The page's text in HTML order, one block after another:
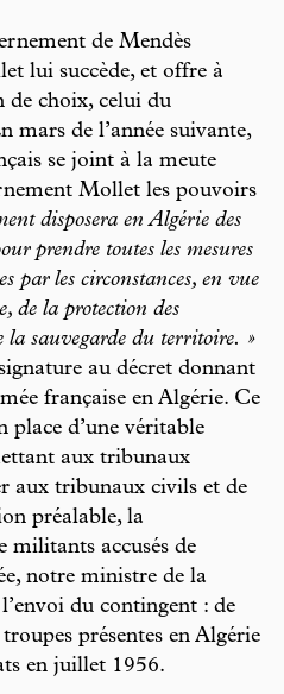
de Mendès
lui succède, et offre à
choix, celui du
mars de l’année suivante,
se joint à la meute
Mollet les pouvoirs
disposera en Algérie des
prendre toutes les mesures
par les circonstances, en vue
de la protection des
la sauvegarde du territoire. »
au décret donnant
française en Algérie. Ce
place d’une véritable
aux tribunaux
aux tribunaux civils et de
préalable, la
accusés de
notre ministre de la
du contingent : de
présentes en Algérie
en juillet 1956.